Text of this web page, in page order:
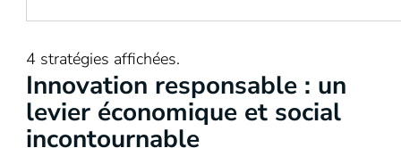
4 stratégies affichées.
Innovation responsable : un
levier économique et social
incontournable